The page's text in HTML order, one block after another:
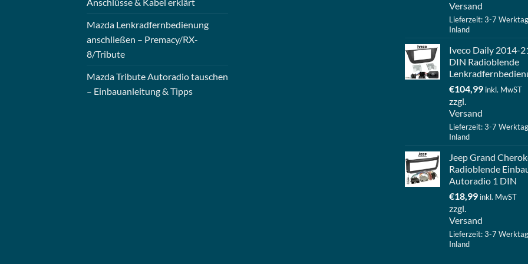
Mazda Lenkradfernbedienung
anschließen – Premacy/RX-
8/Tribute
Mazda Tribute Autoradio tauschen
– Einbauanleitung & Tipps
Versand
Lieferzeit: 3-7
Inland
Iveco Daily 2014-
DIN Radioblende
€104,99 inkl. MwST
zzgl.
Versand
Lieferzeit: 3-7
Inland
Jeep Grand
Radioblende
Autoradio 1 DIN
€18,99 inkl. MwST
zzgl.
Versand
Lieferzeit: 3-7
Inland